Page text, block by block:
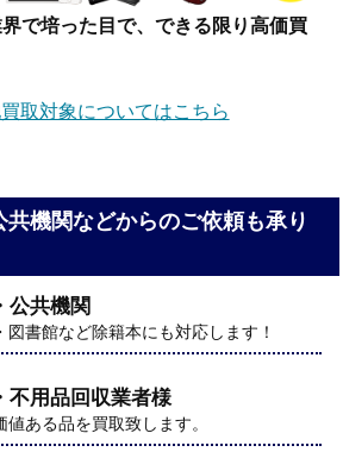
で培った目で、できる限り高価買
取対象についてはこちら
機関などからのご依頼も承り
公共機関
図書館など除籍本にも対応します！
不用品回収業者様
値ある品を買取致します。